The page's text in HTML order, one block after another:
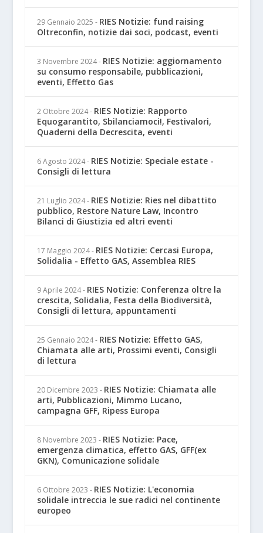
29 Gennaio 2025 - RIES Notizie: fund raising
Oltreconfin, notizie dai soci, podcast, eventi
3 Novembre 2024 - RIES Notizie: aggiornamento
su consumo responsabile, pubblicazioni,
eventi, Effetto Gas
2 Ottobre 2024 - RIES Notizie: Rapporto
Equogarantito, Sbilanciamoci!, Festivalori,
Quaderni della Decrescita, eventi
6 Agosto 2024 - RIES Notizie: Speciale estate -
Consigli di lettura
21 Luglio 2024 - RIES Notizie: Ries nel dibattito
pubblico, Restore Nature Law, Incontro
Bilanci di Giustizia ed altri eventi
17 Maggio 2024 - RIES Notizie: Cercasi Europa,
Solidalia - Effetto GAS, Assemblea RIES
9 Aprile 2024 - RIES Notizie: Conferenza oltre la
crescita, Solidalia, Festa della Biodiversità,
Consigli di lettura, appuntamenti
25 Gennaio 2024 - RIES Notizie: Effetto GAS,
Chiamata alle arti, Prossimi eventi, Consigli
di lettura
20 Dicembre 2023 - RIES Notizie: Chiamata alle
arti, Pubblicazioni, Mimmo Lucano,
campagna GFF, Ripess Europa
8 Novembre 2023 - RIES Notizie: Pace,
emergenza climatica, effetto GAS, GFF(ex
GKN), Comunicazione solidale
6 Ottobre 2023 - RIES Notizie: L'economia
solidale intreccia le sue radici nel continente
europeo